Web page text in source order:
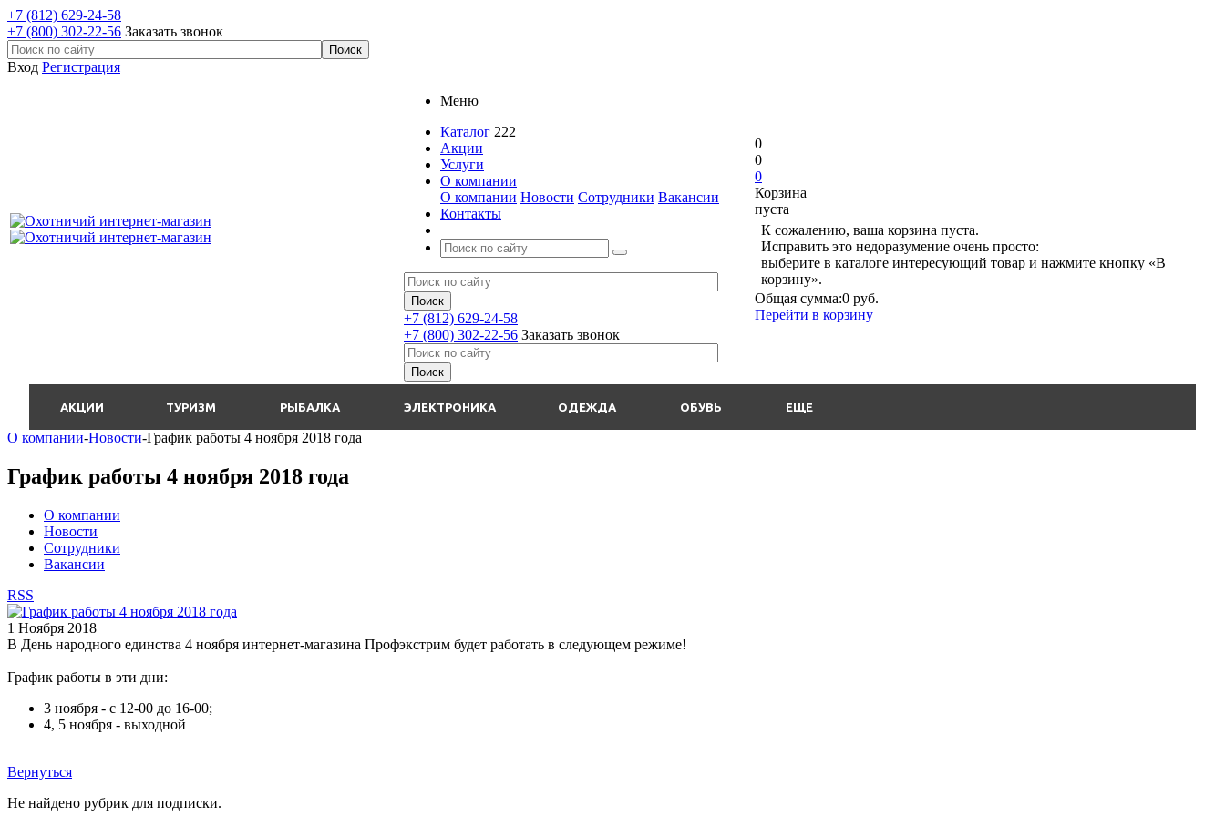
+7 (812) 629-24-58
+7 (800) 302-22-56 Заказать звонок
Вход Регистрация
Меню
Каталог 222
Акции
Услуги
О компании
О компании Новости Сотрудники Вакансии
Контакты
+7 (812) 629-24-58
+7 (800) 302-22-56 Заказать звонок
0
0
0
Корзина
пуста
К сожалению, ваша корзина пуста.
Исправить это недоразумение очень просто:
выберите в каталоге интересующий товар и нажмите кнопку «В
корзину».
Общая сумма:0 руб.
Перейти в корзину
АКЦИИ ТУРИЗМ РЫБАЛКА ЭЛЕКТРОНИКА ОДЕЖДА ОБУВЬ ЕЩЕ
О компании-Новости-График работы 4 ноября 2018 года
График работы 4 ноября 2018 года
О компании
Новости
Сотрудники
Вакансии
RSS
1 Ноября 2018
В День народного единства 4 ноября интернет-магазина Профэкстрим будет работать в следующем режиме!
График работы в эти дни:
3 ноября - с 12-00 до 16-00;
4, 5 ноября - выходной
Вернуться
Не найдено рубрик для подписки.